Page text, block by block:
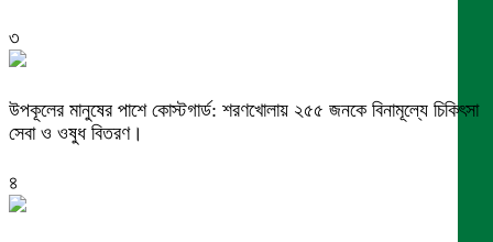
৩
উপকূলের মানুষের পাশে কোস্টগার্ড: শরণখোলায় ২৫৫ জনকে বিনামূল্যে চিকিৎসা
সেবা ও ওষুধ বিতরণ।
৪